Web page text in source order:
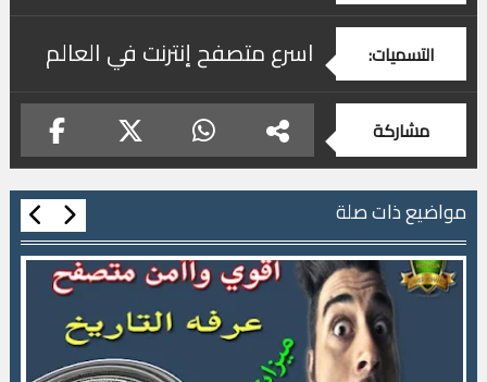
التسميات: اسرع متصفح إنترنت في العالم
مشاركة
مواضيع ذات صلة